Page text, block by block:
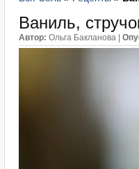
Ваниль,
Автор: Ольга Бакланова |